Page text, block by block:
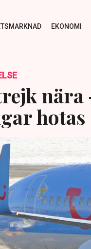
EKONOMI
nära
hotas